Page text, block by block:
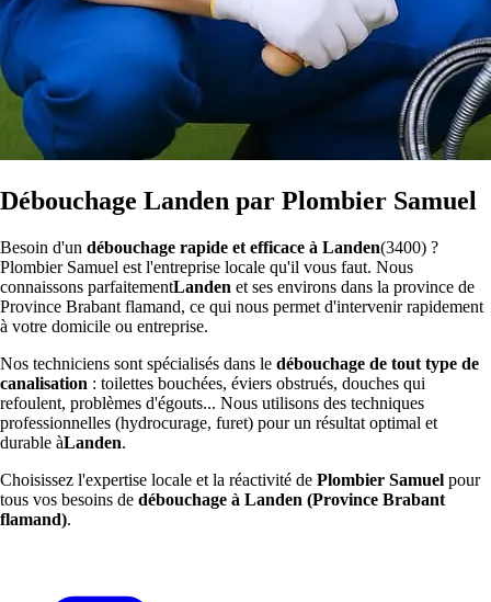
Débouchage Landen par Plombier Samuel
Besoin d'un débouchage rapide et efficace à Landen(3400) ?
Plombier Samuel est l'entreprise locale qu'il vous faut. Nous
connaissons parfaitementLanden et ses environs dans la province de
Province Brabant flamand, ce qui nous permet d'intervenir rapidement
à votre domicile ou entreprise.
Nos techniciens sont spécialisés dans le débouchage de tout type de
canalisation : toilettes bouchées, éviers obstrués, douches qui
refoulent, problèmes d'égouts... Nous utilisons des techniques
professionnelles (hydrocurage, furet) pour un résultat optimal et
durable àLanden.
Choisissez l'expertise locale et la réactivité de Plombier Samuel pour
tous vos besoins de débouchage à Landen (Province Brabant
flamand).